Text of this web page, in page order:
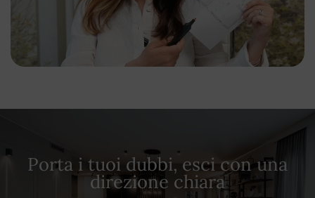
Porta i tuoi dubbi, esci con una
direzione chiara